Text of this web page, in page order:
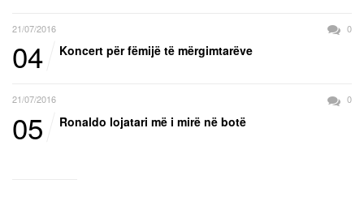
21/07/2016 0
04 Koncert për fëmijë të mërgimtarëve
21/07/2016 0
05 Ronaldo lojatari më i mirë në botë